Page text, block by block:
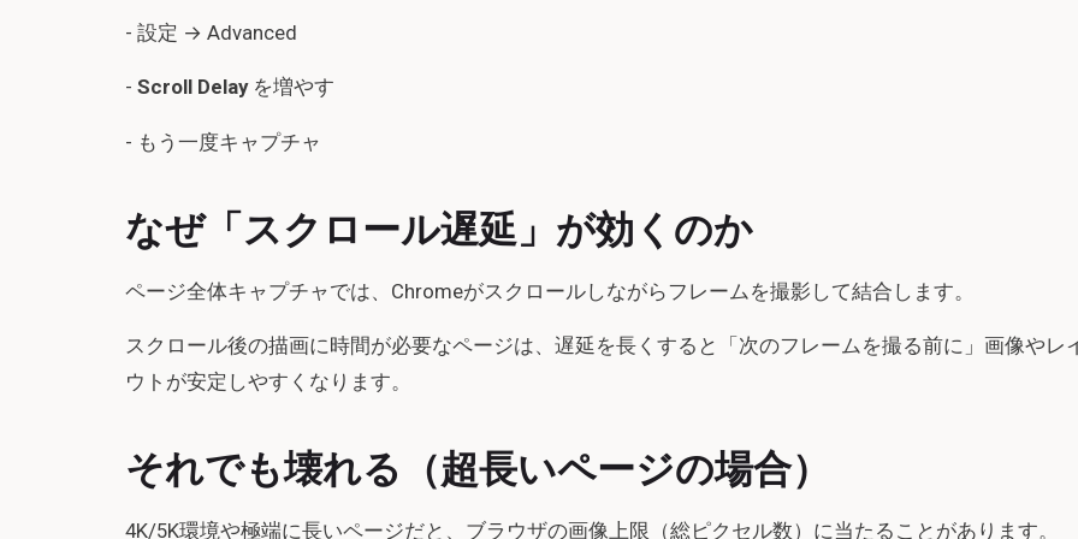
- 設定 → Advanced
- Scroll Delayを増やす
- もう一度キャプチャ
なぜ「スクロール遅延」が効くのか
ページ全体キャプチャでは、Chromeがスクロールしながらフレームを撮影して結合します。
スクロール後の描画に時間が必要なページは、遅延を長くすると「次のフレームを撮る前に」画像やレ
ウトが安定しやすくなります。
それでも壊れる（超長いページの場合）
4K/5K環境や極端に長いページだと、ブラウザの画像上限（総ピクセル数）に当たることがあります。